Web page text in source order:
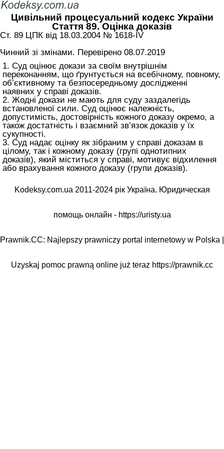
Цивільний процесуальний кодекс України
Стаття 89. Оцінка доказів
Ст. 89 ЦПК від 18.03.2004 № 1618-IV
Чинний зі змінами. Перевірено 08.07.2019
1. Суд оцінює докази за своїм внутрішнім
переконанням, що ґрунтується на всебічному, повному,
об’єктивному та безпосередньому дослідженні
наявних у справі доказів.
2. Жодні докази не мають для суду заздалегідь
встановленої сили. Суд оцінює належність,
допустимість, достовірність кожного доказу окремо, а
також достатність і взаємний зв’язок доказів у їх
сукупності.
3. Суд надає оцінку як зібраним у справі доказам в
цілому, так і кожному доказу (групі однотипних
доказів), який міститься у справі, мотивує відхилення
або врахування кожного доказу (групи доказів).
Kodeksy.com.ua 2011-2024 рік Україна. Юридическая
помощь онлайн - https://uristy.ua
Prawnik.CC: Najlepszy prawniczy portal internetowy w Polska |
Uzyskaj pomoc prawną online już teraz https://prawnik.cc